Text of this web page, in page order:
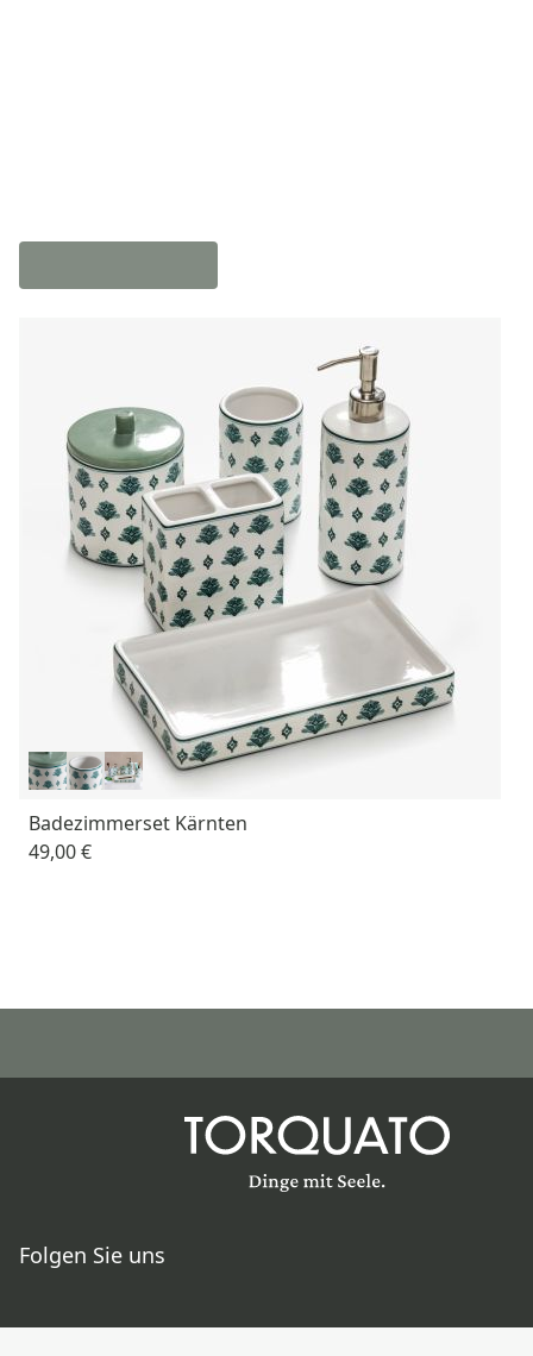
Badezimmerset Kärnten
49,00 €
Folgen Sie uns